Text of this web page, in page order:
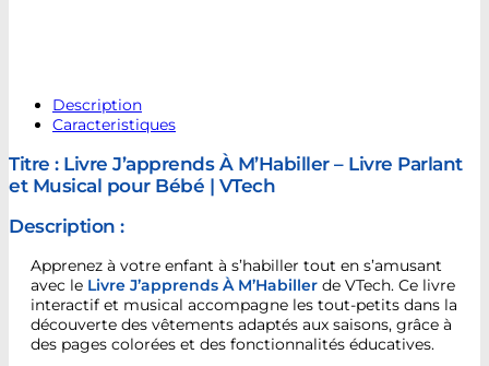
Description
Caracteristiques
Titre : Livre J’apprends À M’Habiller – Livre Parlant
et Musical pour Bébé | VTech
Description :
Apprenez à votre enfant à s’habiller tout en s’amusant
avec le Livre J’apprends À M’Habiller de VTech. Ce livre
interactif et musical accompagne les tout-petits dans la
découverte des vêtements adaptés aux saisons, grâce à
des pages colorées et des fonctionnalités éducatives.